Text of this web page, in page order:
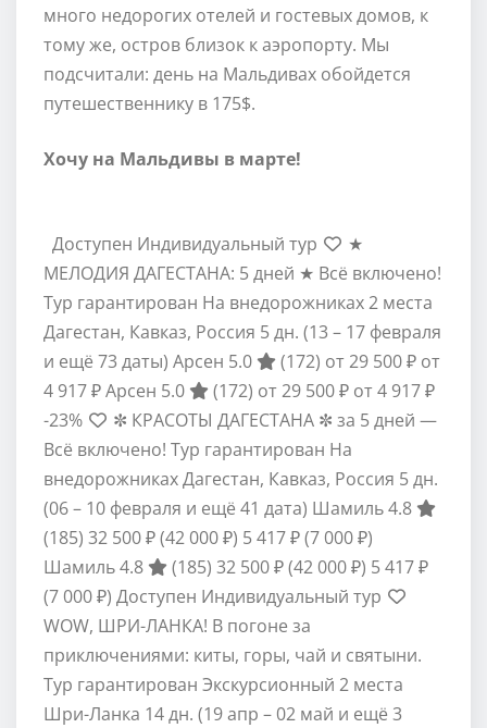
много недорогих отелей и гостевых домов, к
тому же, остров близок к аэропорту. Мы
подсчитали: день на Мальдивах обойдется
путешественнику в 175$.
Хочу на Мальдивы в марте!
Доступен Индивидуальный тур
★
МЕЛОДИЯ ДАГЕСТАНА: 5 дней ★ Всё включено!
Тур гарантирован На внедорожниках 2 места
Дагестан, Кавказ, Россия 5 дн. (13 – 17 февраля
и ещё 73 даты) Арсен 5.0 (172) от 29 500 ₽ от
4 917 ₽Арсен 5.0 (172) от 29 500 ₽ от 4 917 ₽
-23%
✼ КРАСОТЫ ДАГЕСТАНА ✼ за 5 дней —
Всё включено! Тур гарантирован На
внедорожниках Дагестан, Кавказ, Россия 5 дн.
(06 – 10 февраля и ещё 41 дата) Шамиль 4.8
(185) 32 500 ₽(42 000 ₽) 5 417 ₽(7 000 ₽)
Шамиль 4.8
(185) 32 500 ₽(42 000 ₽) 5 417 ₽
(7 000 ₽) Доступен Индивидуальный тур
WOW, ШРИ-ЛАНКА! В погоне за
приключениями: киты, горы, чай и святыни.
Тур гарантирован Экскурсионный 2 места
Шри-Ланка 14 дн. (19 апр – 02 май и ещё 3